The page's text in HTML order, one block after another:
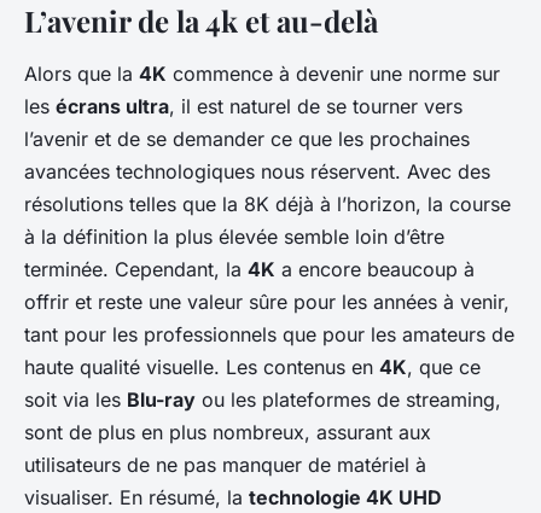
L’avenir de la 4k et au-delà
Alors que la 4K commence à devenir une norme sur
les écrans ultra, il est naturel de se tourner vers
l’avenir et de se demander ce que les prochaines
avancées technologiques nous réservent. Avec des
résolutions telles que la 8K déjà à l’horizon, la course
à la définition la plus élevée semble loin d’être
terminée. Cependant, la 4K a encore beaucoup à
offrir et reste une valeur sûre pour les années à venir,
tant pour les professionnels que pour les amateurs de
haute qualité visuelle. Les contenus en 4K, que ce
soit via les Blu-ray ou les plateformes de streaming,
sont de plus en plus nombreux, assurant aux
utilisateurs de ne pas manquer de matériel à
visualiser. En résumé, la technologie 4K UHD